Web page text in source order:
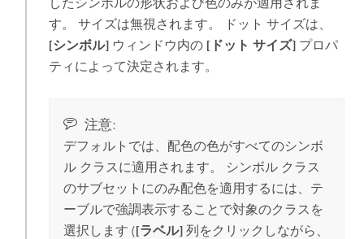
す。 サイズは無視されます。 ドット サイズは、
[シンボル]ウィンドウ内の [ドット サイズ]プロパ
ティによって決定されます。
注意:
デフォルトでは、配色の色がすべてのシンボ
ル クラスに適用されます。 シンボル クラス
のサブセットにのみ配色を適用するには、テ
ーブルで強調表示することで対象のクラスを
選択します ([ラベル]列をクリックしながら、